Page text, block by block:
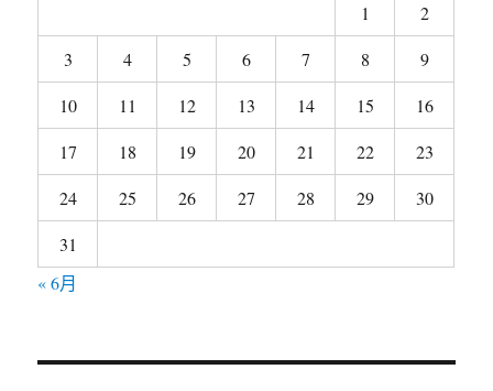
1
2
3
4 5 6 7 8
9
10
11 12 13 14 15
16
17
18 19 20 21 22
23
24
25 26 27 28 29
30
31
« 6月